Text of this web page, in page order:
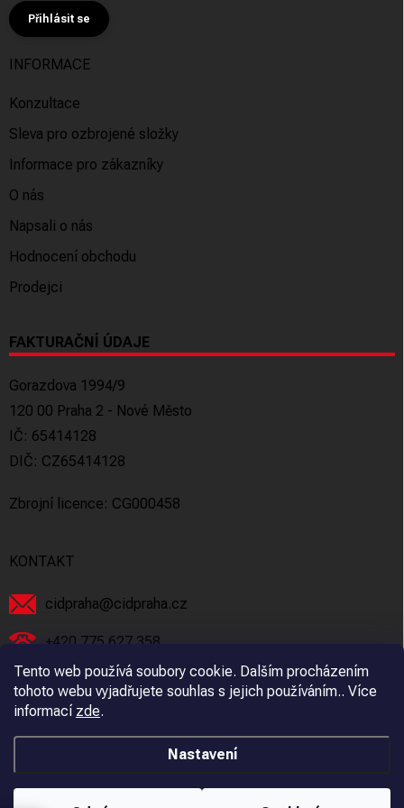
Tento web používá soubory cookie. Dalším procházením
tohoto webu vyjadřujete souhlas s jejich používáním.. Více
informací zde.
Nastavení
Přihlásit se
INFORMACE
Konzultace
Sleva pro ozbrojené složky
Informace pro zákazníky
O nás
Napsali o nás
Hodnocení obchodu
Prodejci
FAKTURAČNÍ ÚDAJE
Gorazdova 1994/9
120 00 Praha 2 - Nové Město
IČ: 65414128
DIČ: CZ65414128
Zbrojní licence: CG000458
KONTAKT
cidpraha@cidpraha.cz
+420 775 627 358
Facebook
cidpraha_zbrane
Copyright 2026 . Všechna práva vyhrazena.